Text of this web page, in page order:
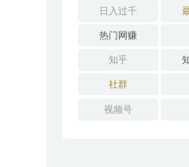
日入过千
热门网赚
知乎
社群
视频号